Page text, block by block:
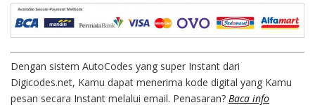
Dengan sistem AutoCodes yang super Instant dari
Digicodes.net, Kamu dapat menerima kode digital yang Kamu
pesan secara Instant melalui email. Penasaran? Baca info